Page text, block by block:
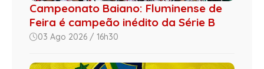
Campeonato Baiano: Fluminense de
Feira é campeão inédito da Série B
03 Ago 2026 / 16h30